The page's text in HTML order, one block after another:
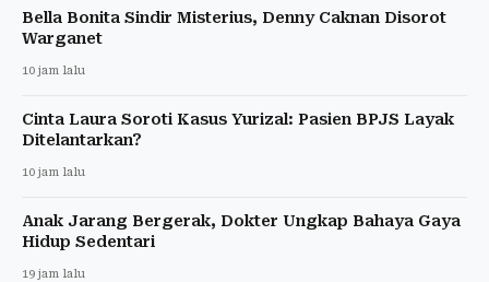
Bella Bonita Sindir Misterius, Denny Caknan Disorot
Warganet
10 jam lalu
Cinta Laura Soroti Kasus Yurizal: Pasien BPJS Layak
Ditelantarkan?
10 jam lalu
Anak Jarang Bergerak, Dokter Ungkap Bahaya Gaya
Hidup Sedentari
19 jam lalu